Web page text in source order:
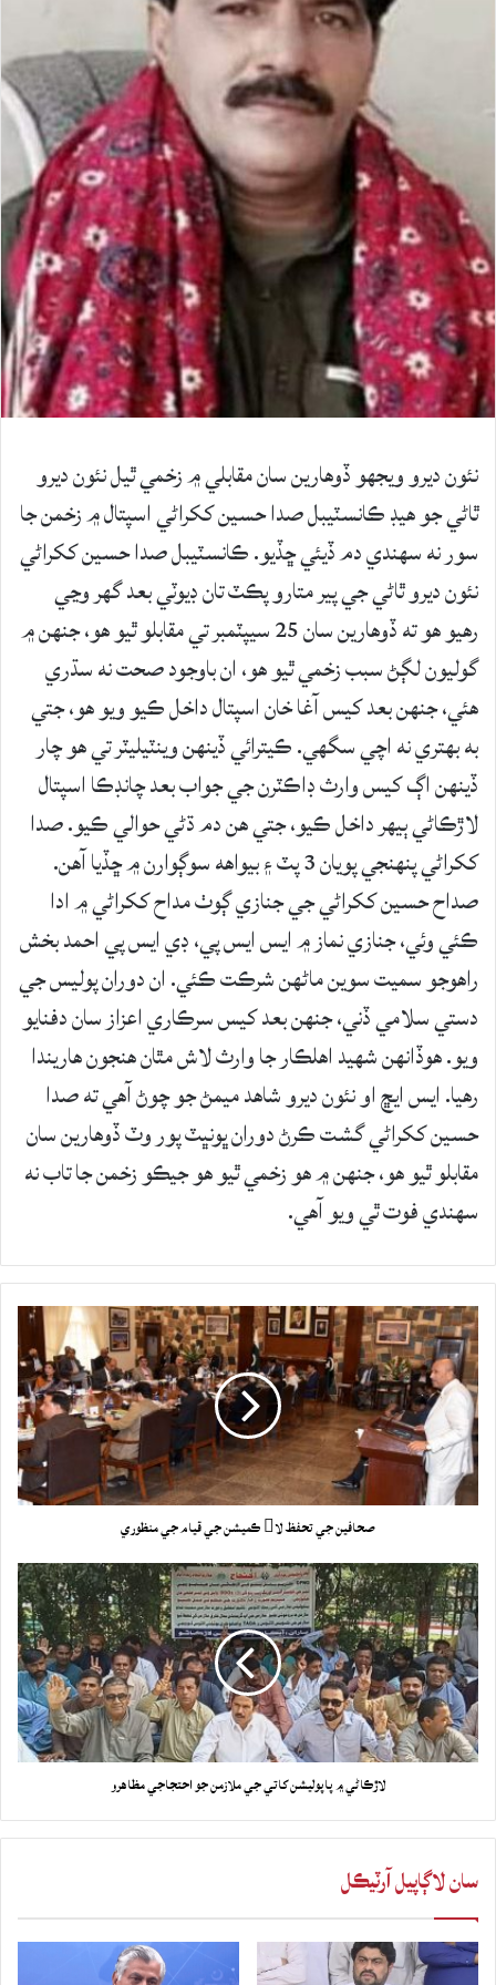
نئون ديرو ويجهو ڏوهارين سان مقابلي ۾ زخمي ٿيل نئون ديرو
ٿاڻي جو ھيڊ ڪانسٽيبل صدا حسين ککراڻي اسپتال ۾ زخمن جا
سور نه سهندي دم ڏيئي ڇڏيو. ڪانسٽيبل صدا حسين ککراڻي
نئون ديرو ٿاڻي جي پير متارو پڪٽ تان ڊيوٽي بعد گھر وڃي
رھيو ھو ته ڏوھارين سان 25 سيپٽمبر تي مقابلو ٿيو ھو، جنھن ۾
گوليون لڳڻ سبب زخمي ٿيو ھو، ان باوجود صحت نه سڌري
ھئي، جنھن بعد کيس آغا خان اسپتال داخل ڪيو ويو ھو، جتي
به بھتري نه اچي سگهي. ڪيترائي ڏينھن وينٽيليٽر تي ھو چار
ڏينھن اڳ کيس وارث ڊاڪٽرن جي جواب بعد چانڊڪا اسپتال
لاڙڪاڻي ٻيھر داخل ڪيو، جتي ھن دم ڌڻي حوالي ڪيو. صدا
ککراڻي پنھنجي پويان 3 پٽ ۽ بيواهه سوڳوارن ۾ ڇڏيا آھن.
صداح حسين ککراڻي جي جنازي ڳوٺ مداح ککراڻي ۾ ادا
ڪئي وئي، جنازي نماز ۾ ايس ايس پي، ڊي ايس پي احمد بخش
راھوجو سميت سوين ماڻهن شرڪت ڪئي. ان دوران پوليس جي
دستي سلامي ڏني، جنهن بعد کيس سرڪاري اعزاز سان دفنايو
ويو. ھوڏانھن شھيد اھلڪار جا وارث لاش مٿان ھنجون ھاريندا
رھيا. ايس ايڇ او نئون ديرو شاھد ميمڻ جو چوڻ آھي ته صدا
حسين ککراڻي گشت ڪرڻ دوران ڀونڀٽ پور وٽ ڏوھارين سان
مقابلو ٿيو ھو، جنھن ۾ ھو زخمي ٿيو ھو جيڪو زخمن جا تاب نه
سھندي فوت ٿي ويو آھي.
صحافين جي تحفظ لا ڪميشن جي قيام جي منظوري
لاڙڪاڻي ۾ پاپوليشن کاتي جي ملازمن جو احتجاجي مظاهرو
سان لاڳاپيل آرٽيڪل